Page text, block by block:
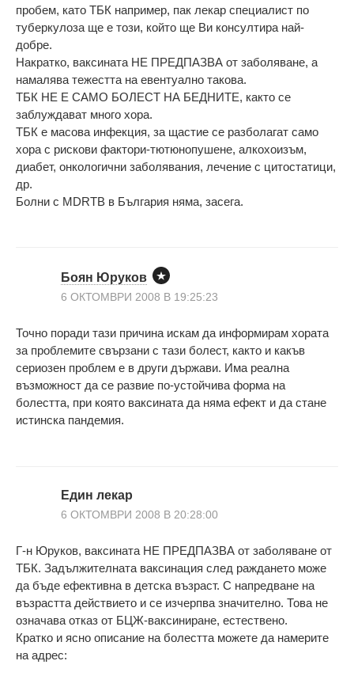
пробем, като ТБК например, пак лекар специалист по
туберкулоза ще е този, който ще Ви консултира най-
добре.
Накратко, ваксината НЕ ПРЕДПАЗВА от заболяване, а
намалява тежестта на евентуално такова.
ТБК НЕ Е САМО БОЛЕСТ НА БЕДНИТЕ, както се
заблуждават много хора.
ТБК е масова инфекция, за щастие се разболагат само
хора с рискови фактори-тютюнопушене, алкохоизъм,
диабет, онкологични заболявания, лечение с цитостатици,
др.
Болни с MDRTB в България няма, засега.
Боян Юруков
6 ОКТОМВРИ 2008 В 19:25:23
Точно поради тази причина искам да информирам хората
за проблемите свързани с тази болест, както и какъв
сериозен проблем е в други държави. Има реална
възможност да се развие по-устойчива форма на
болестта, при която ваксината да няма ефект и да стане
истинска пандемия.
Eдин лекар
6 ОКТОМВРИ 2008 В 20:28:00
Г-н Юруков, ваксината НЕ ПРЕДПАЗВА от заболяване от
ТБК. Задължителната ваксинация след раждането може
да бъде ефективна в детска възраст. С напредване на
възрастта действието и се изчерпва значително. Това не
означава отказ от БЦЖ-ваксиниране, естествено.
Кратко и ясно описание на болестта можете да намерите
на адрес: